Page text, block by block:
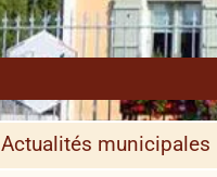
Actualités municipales